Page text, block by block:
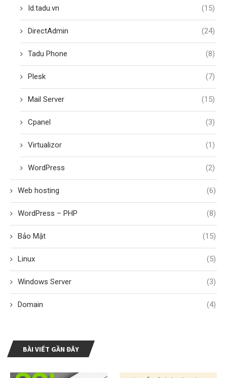
Id.tadu.vn (15)
DirectAdmin (24)
Tadu Phone (8)
Plesk (7)
Mail Server (15)
Cpanel (3)
Virtualizor (1)
WordPress (2)
Web hosting (6)
WordPress – PHP (8)
Bảo Mật (15)
Linux (5)
Windows Server (3)
Domain (4)
BÀI VIẾT GẦN ĐÂY